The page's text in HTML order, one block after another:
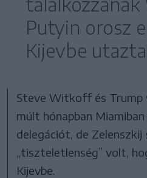
Putyin orosz
Kijevbe
Steve Witkoff és Trump
múlt hónapban
delegációt, de Zelenszkij
„tiszteletlenség” volt,
Kijevbe.